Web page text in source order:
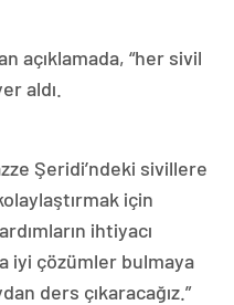
açıklamada, “her sivil
aldı.
Şeridi’ndeki sivillere
için
ihtiyacı
iyi çözümler bulmaya
ders çıkaracağız.”